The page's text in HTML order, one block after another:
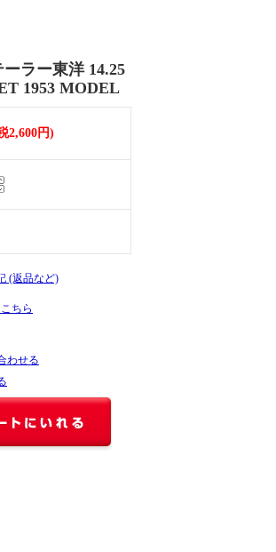
ラー東洋 14.25
1953 MODEL
2,600円)
(返品など)
ちら
わせる